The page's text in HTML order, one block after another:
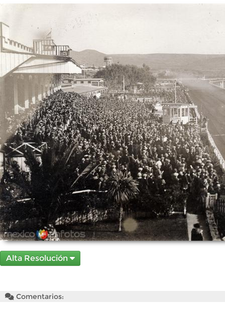
Alta Resolución
Comentarios: